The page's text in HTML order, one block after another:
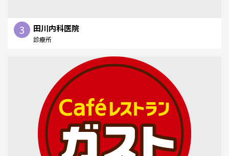
3 田川内科医院
診療所